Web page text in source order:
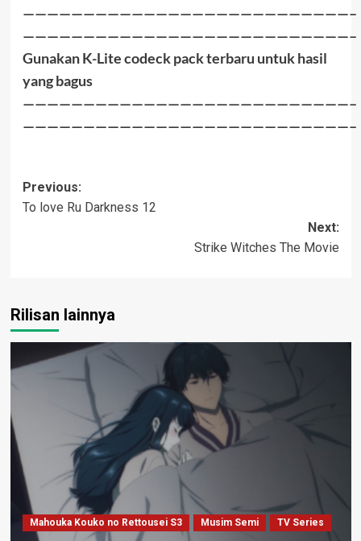
———————————————————————————–
———————————————————————————–
Gunakan K-Lite codeck pack terbaru untuk hasil
yang bagus
———————————————————————————–
———————————————————————————–
Post
navigation
Previous:
To love Ru Darkness 12
Next:
Strike Witches The Movie
Rilisan lainnya
Mahouka Kouko no Rettousei S3 Musim Semi TV Series